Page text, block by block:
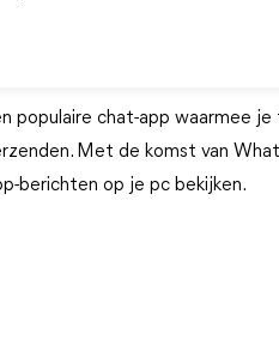
populaire chat-app waarmee
Met de komst van
berichten op je pc bekijken.